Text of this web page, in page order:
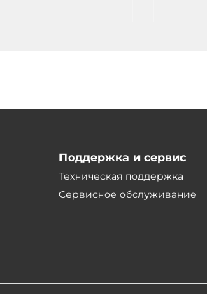
Поддержка и сервис
Техническая поддержка
Сервисное обслуживание